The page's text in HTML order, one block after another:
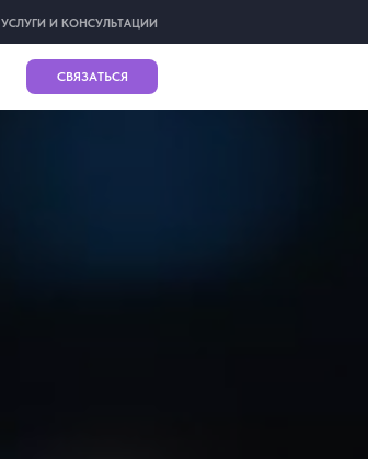
УСЛУГИ И КОНСУЛЬТАЦИИ
СВЯЗАТЬСЯ